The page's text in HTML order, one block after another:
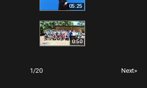
05:25
0:50
1/20 Next»